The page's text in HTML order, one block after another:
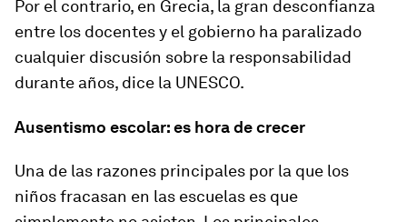
Por el contrario, en Grecia, la gran desconfianza
entre los docentes y el gobierno ha paralizado
cualquier discusión sobre la responsabilidad
durante años, dice la UNESCO.
Ausentismo escolar: es hora de crecer
Una de las razones principales por la que los
niños fracasan en las escuelas es que